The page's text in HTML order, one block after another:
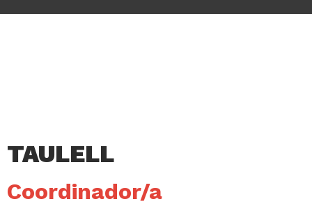
TAULELL
Coordinador/a